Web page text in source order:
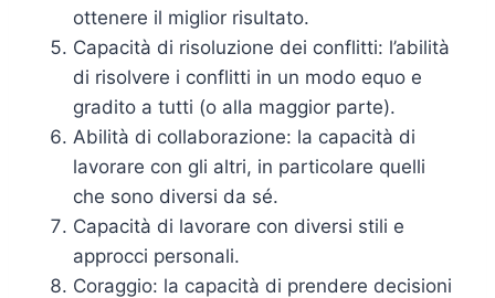
ottenere il miglior risultato.
Capacità di risoluzione dei conflitti: l’abilità
di risolvere i conflitti in un modo equo e
gradito a tutti (o alla maggior parte).
Abilità di collaborazione: la capacità di
lavorare con gli altri, in particolare quelli
che sono diversi da sé.
Capacità di lavorare con diversi stili e
approcci personali.
Coraggio: la capacità di prendere decisioni